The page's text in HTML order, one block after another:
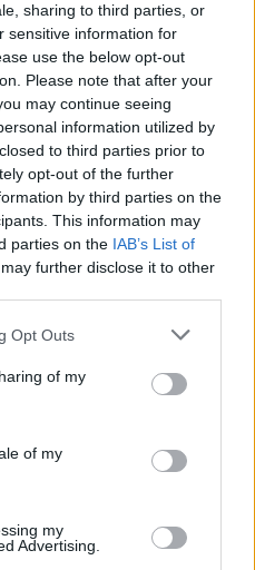
sharing to third parties, or
sensitive information for
use the below opt-out
Please note that after your
may continue seeing
information utilized by
to third parties prior to
opt-out of the further
by third parties on the
This information may
parties on the IAB’s List of
further disclose it to other
uses one or more Google
behaviour. You may click to
and its third-party tags to
purposes in below Google
Opt Outs
of my
of my
my
Advertising.
Trento per il
a Suzuka
fresco e fragrante ideale